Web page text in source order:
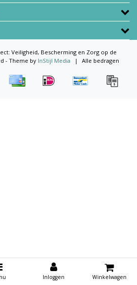
Veiligheid, Bescherming en Zorg op de
- Theme by InStijl Media |
Alle bedragen
Inloggen Winkelwagen